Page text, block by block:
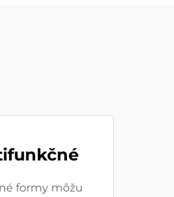
formy môžu